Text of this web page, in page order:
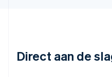
Direct aan de
Mexico
Español English